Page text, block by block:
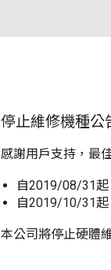
停止維修機種公
感謝用戶支持，最
自2019/08/31起
自2019/10/31起
本公司將停止硬體